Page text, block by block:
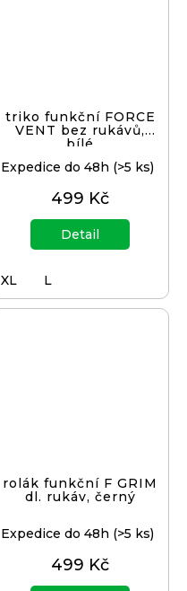
triko funkční FORCE
VENT bez rukávů,
bílé
Expedice do 48h (>5 ks)
499 Kč
Detail
XL L
rolák funkční F GRIM
dl. rukáv, černý
Expedice do 48h (>5 ks)
499 Kč